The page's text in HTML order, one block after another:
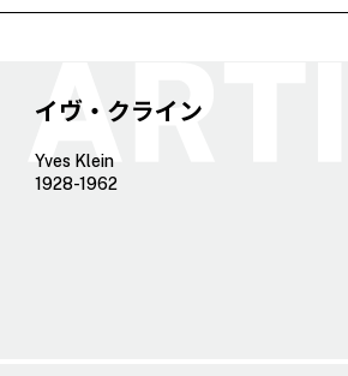
イヴ・クライン
Yves Klein
1928-1962